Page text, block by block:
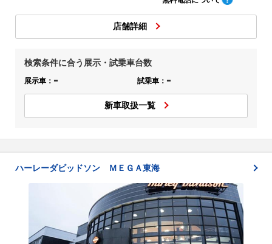
店舗詳細
検索条件に合う展示・試乗車台数
展示車： - 試乗車： -
新車取扱一覧
ハーレーダビッドソン ＭＥＧＡ東海